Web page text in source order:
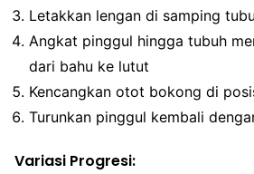
Letakkan lengan di samping
Angkat pinggul hingga tubuh
dari bahu ke lutut
Kencangkan otot bokong di
Turunkan pinggul kembali
Variasi Progresi: